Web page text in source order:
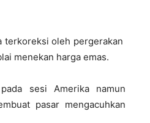
terkoreksi oleh pergerakan
menekan harga emas.
sesi Amerika namun
pasar mengacuhkan